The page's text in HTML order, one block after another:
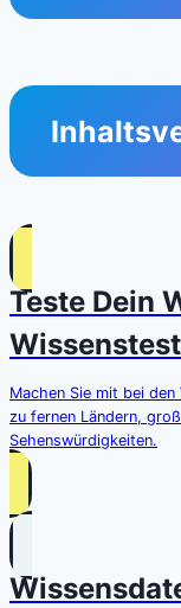
Teste Dein
Machen Sie mit bei
zu fernen Ländern,
Sehenswürdigkeiten.